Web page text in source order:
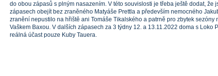
do obou zápasů s plným nasazením. V této souvislosti je třeba ještě dodat, že
zápasech obejít bez zraněného Matyáše Prettla a především nemocného
zranění nepustilo na hřiště ani Tomáše Tikalského a patrně pro zbytek sezóny
Vaškem Baxou. V dalších zápasech za 3 týdny 12. a 13.11.2022 doma s Loko
reálná účast pouze Kuby Tauera.